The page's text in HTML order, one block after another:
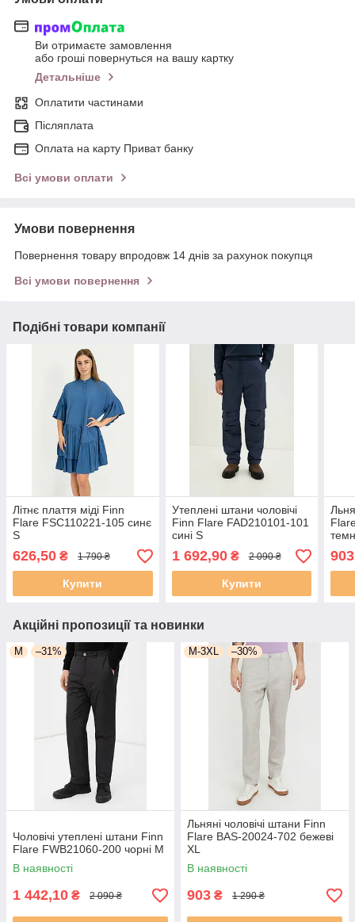
Ви отримаєте замовлення
або гроші повернуться на вашу картку
Детальніше
Оплатити частинами
Післяплата
Оплата на карту Приват банку
Всі умови оплати
Умови повернення
Повернення товару впродовж 14 днів за рахунок покупця
Всі умови повернення
Подібні товари компанії
Літнє плаття міді Finn
Flare FSC110221-105 синє
S
626,50 ₴ 1 790 ₴
Купити
Утеплені штани чоловічі
Finn Flare FAD210101-101
сині S
1 692,90₴ 2 090 ₴
Купити
903
Акційні пропозиції та новинки
M –31%
Чоловічі утеплені штани Finn
Flare FWB21060-200 чорні M
В наявності
1 442,10 ₴ 2 090 ₴
M-3XL –30%
Льняні чоловічі штани Finn
Flare BAS-20024-702 бежеві
XL
В наявності
903 ₴ 1 290 ₴